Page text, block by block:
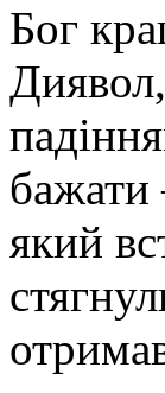
Бог
бажати
який